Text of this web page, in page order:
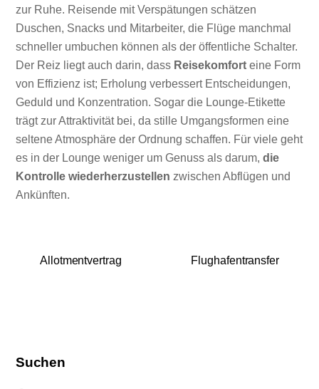
zur Ruhe. Reisende mit Verspätungen schätzen
Duschen, Snacks und Mitarbeiter, die Flüge manchmal
schneller umbuchen können als der öffentliche Schalter.
Der Reiz liegt auch darin, dass Reisekomfort eine Form
von Effizienz ist; Erholung verbessert Entscheidungen,
Geduld und Konzentration. Sogar die Lounge-Etikette
trägt zur Attraktivität bei, da stille Umgangsformen eine
seltene Atmosphäre der Ordnung schaffen. Für viele geht
es in der Lounge weniger um Genuss als darum,die
Kontrolle wiederherzustellen zwischen Abflügen und
Ankünften.
Allotmentvertrag Flughafentransfer
Suchen